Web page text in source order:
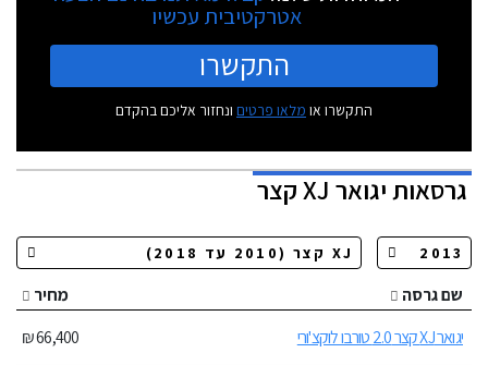
אטרקטיבית עכשיו
התקשרו
התקשרו או מלאו פרטים ונחזור אליכם בהקדם
גרסאותיגואר XJ קצר
שם גרסה
מחיר
יגואר XJ קצר 2.0 טורבו לוקצ'ורי
66,400 ₪